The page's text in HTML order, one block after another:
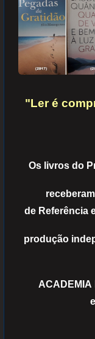
"Ler é
Os livros do
de Referência
produção
ACADEMIA